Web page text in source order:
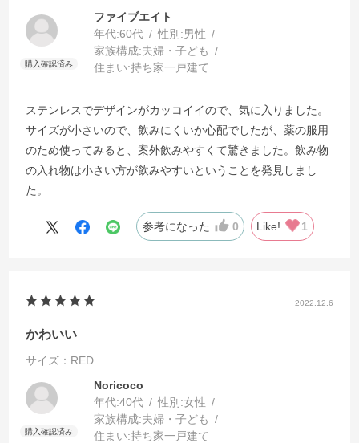
ファイブエイト
年代:60代 性別:男性
家族構成:夫婦・子ども
住まい:持ち家一戸建て
ステンレスでデザインがカッコイイので、気に入りました。
サイズが小さいので、飲みにくいか心配でしたが、薬の服用
のため使ってみると、案外飲みやすくて驚きました。飲み物
の入れ物は小さい方が飲みやすいということを発見しまし
た。
参考になった 0 Like! 1
2022.12.6
かわいい
サイズ：RED
Noricoco
年代:40代 性別:女性
家族構成:夫婦・子ども
住まい:持ち家一戸建て